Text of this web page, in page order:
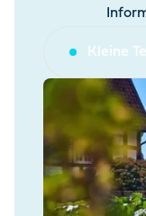
Kleine